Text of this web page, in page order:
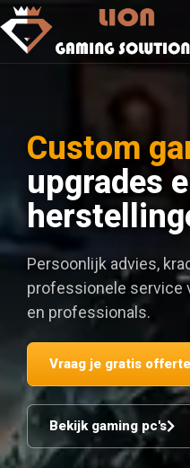
Custom
upgrades
Persoonlijk advies,
professionele service
en professionals.
Vraag je gratis
Bekijk gaming pc's